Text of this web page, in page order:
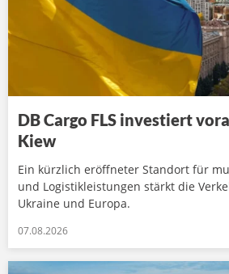
DB Cargo FLS investiert
Kiew
Ein kürzlich eröffneter Standort für
und Logistikleistungen stärkt die
Ukraine und Europa.
07.08.2026